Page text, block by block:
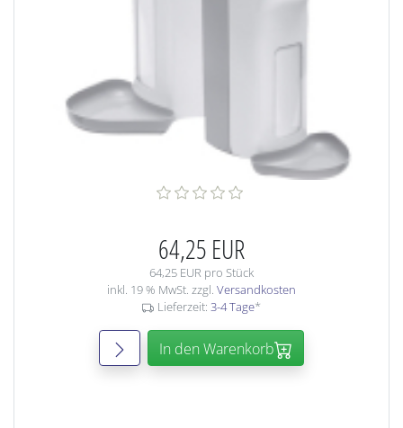
64,25 EUR
64,25 EUR pro Stück
inkl. 19 % MwSt. zzgl. Versandkosten
Lieferzeit: 3-4 Tage*
In den Warenkorb